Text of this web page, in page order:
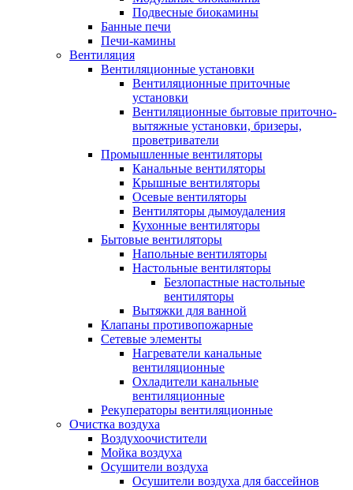
Подвесные биокамины
Банные печи
Печи-камины
Вентиляция
Вентиляционные установки
Вентиляционные приточные
установки
Вентиляционные бытовые приточно-
вытяжные установки, бризеры,
проветриватели
Промышленные вентиляторы
Канальные вентиляторы
Крышные вентиляторы
Осевые вентиляторы
Вентиляторы дымоудаления
Кухонные вентиляторы
Бытовые вентиляторы
Напольные вентиляторы
Настольные вентиляторы
Безлопастные настольные
вентиляторы
Вытяжки для ванной
Клапаны противопожарные
Сетевые элементы
Нагреватели канальные
вентиляционные
Охладители канальные
вентиляционные
Рекуператоры вентиляционные
Очистка воздуха
Воздухоочистители
Мойка воздуха
Осушители воздуха
Осушители воздуха для бассейнов